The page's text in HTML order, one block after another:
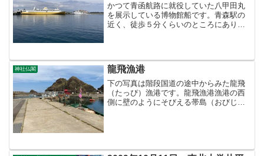
かつて青函航路に就役していた八甲田丸
を展示している博物館船です。青森駅の
近く、徒歩５分くらいのところにありま
物を降ろして船に積み込み...
神社仏閣 龍飛漁港
下の写真は階段国道の途中からみた龍飛
（たっぴ）漁港です。龍飛漁港漁港の西
側に壁のようにそびえる帯島（おびじ